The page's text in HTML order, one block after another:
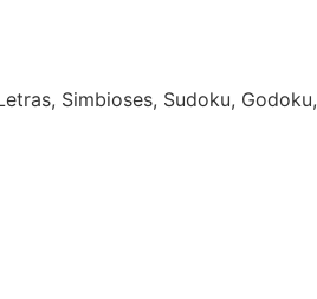
Simbioses, Sudoku, Godoku,